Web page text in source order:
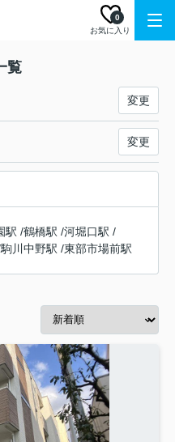
お気に入り
0
覧
変更
変更
駅 /鶴橋駅 /河堀口駅 /
駒川中野駅 /東部市場前駅